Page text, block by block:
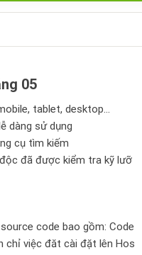
05
tablet, desktop…
dàng sử dụng
cụ tìm kiếm
đã được kiểm tra kỹ lưỡ
code bao gồm: Code
chỉ việc đăt cài đặt lên Hos